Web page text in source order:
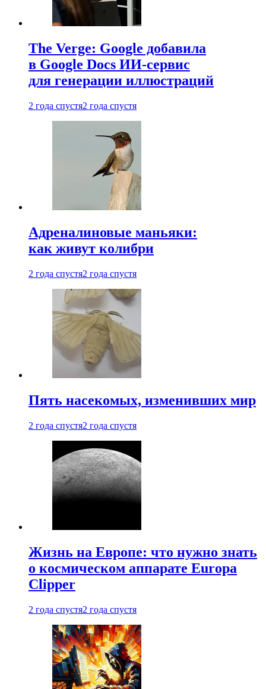
The Verge: Google добавила
в Google Docs ИИ-сервис
для генерации иллюстраций
2 года спустя2 года спустя
Адреналиновые маньяки:
как живут колибри
2 года спустя2 года спустя
Пять насекомых, изменивших мир
2 года спустя2 года спустя
Жизнь на Европе: что нужно знать
о космическом аппарате Europa
Clipper
2 года спустя2 года спустя